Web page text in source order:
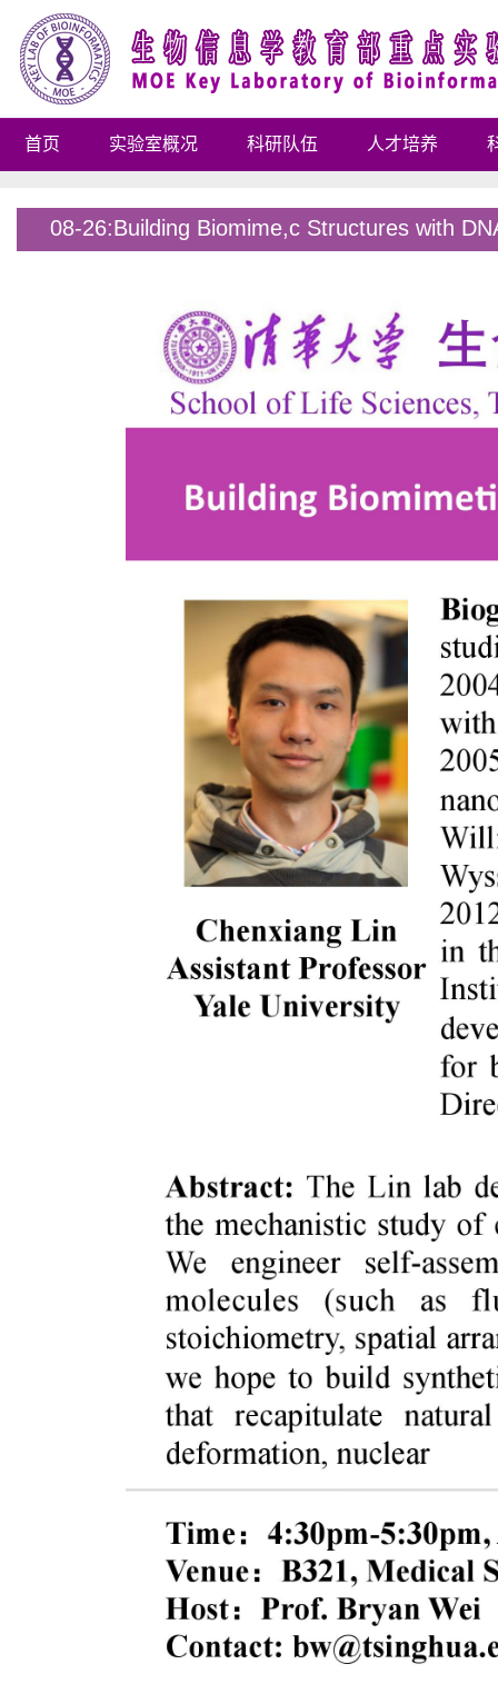
首页 实验室概况 科研队伍 人才培养
08-26:Building Biomime,c Structures with